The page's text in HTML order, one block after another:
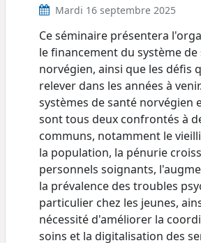
Mardi 16 septembre 2025
Ce séminaire présentera
le financement du système de
norvégien, ainsi que les défis
relever dans les années à
systèmes de santé norvégien
sont tous deux confrontés à
communs, notamment le
la population, la pénurie
personnels soignants,
la prévalence des troubles
particulier chez les jeunes,
nécessité d'améliorer la
soins et la digitalisation des